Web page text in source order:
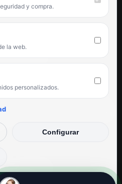
EN GOOGLE
y siempre dan respuesta.
SitiosWebPRO
y compra.
la web.
personalizados.
Configurar
todas